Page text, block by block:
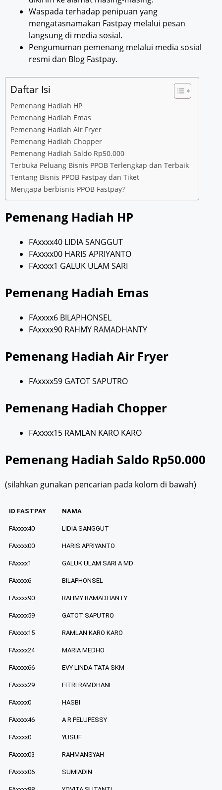
Waspada terhadap penipuan yang
mengatasnamakan Fastpay melalui pesan
langsung di media sosial.
Pengumuman pemenang melalui media sosial
resmi dan Blog Fastpay.
Daftar Isi
Pemenang Hadiah HP
Pemenang Hadiah Emas
Pemenang Hadiah Air Fryer
Pemenang Hadiah Chopper
Pemenang Hadiah Saldo Rp50.000
Terbuka Peluang Bisnis PPOB Terlengkap dan Terbaik
Tentang Bisnis PPOB Fastpay dan Tiket
Mengapa berbisnis PPOB Fastpay?
Pemenang Hadiah HP
FAxxxx40 LIDIA SANGGUT
FAxxxx00 HARIS APRIYANTO
FAxxxx1 GALUK ULAM SARI
Pemenang Hadiah Emas
FAxxxx6 BILAPHONSEL
FAxxxx90 RAHMY RAMADHANTY
Pemenang Hadiah Air Fryer
FAxxxx59 GATOT SAPUTRO
Pemenang Hadiah Chopper
FAxxxx15 RAMLAN KARO KARO
Pemenang Hadiah Saldo Rp50.000
(silahkan gunakan pencarian pada kolom di bawah)
ID FASTPAY NAMA
FAxxxx40 LIDIA SANGGUT
FAxxxx00 HARIS APRIYANTO
FAxxxx1 GALUK ULAM SARI A MD
FAxxxx6 BILAPHONSEL
FAxxxx90 RAHMY RAMADHANTY
FAxxxx59 GATOT SAPUTRO
FAxxxx15 RAMLAN KARO KARO
FAxxxx24 MARIA MEDHO
FAxxxx66 EVY LINDA TATA SKM
FAxxxx29 FITRI RAMDHANI
FAxxxx0 HASBI
FAxxxx46 A R PELUPESSY
FAxxxx0 YUSUF
FAxxxx03 RAHMANSYAH
FAxxxx06 SUMIADIN